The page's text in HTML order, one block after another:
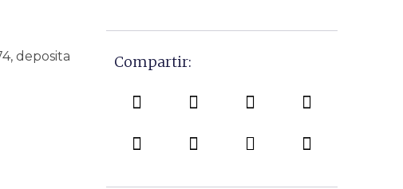
deposita
Compartir: